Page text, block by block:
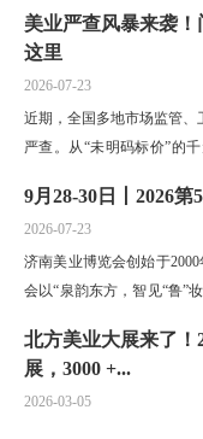
美业严查风暴来袭
这里
2026-07-23
近期，全国多地市场监管
严查。从“未明码标价”的
9月28-30日丨2026
2026-07-23
济南美业博览会创始于
会以“泉韵东方，智见“鲁”
北方美业大展来了！2026 济南美业博览会3 月
展，3000 +...
2026-03-05